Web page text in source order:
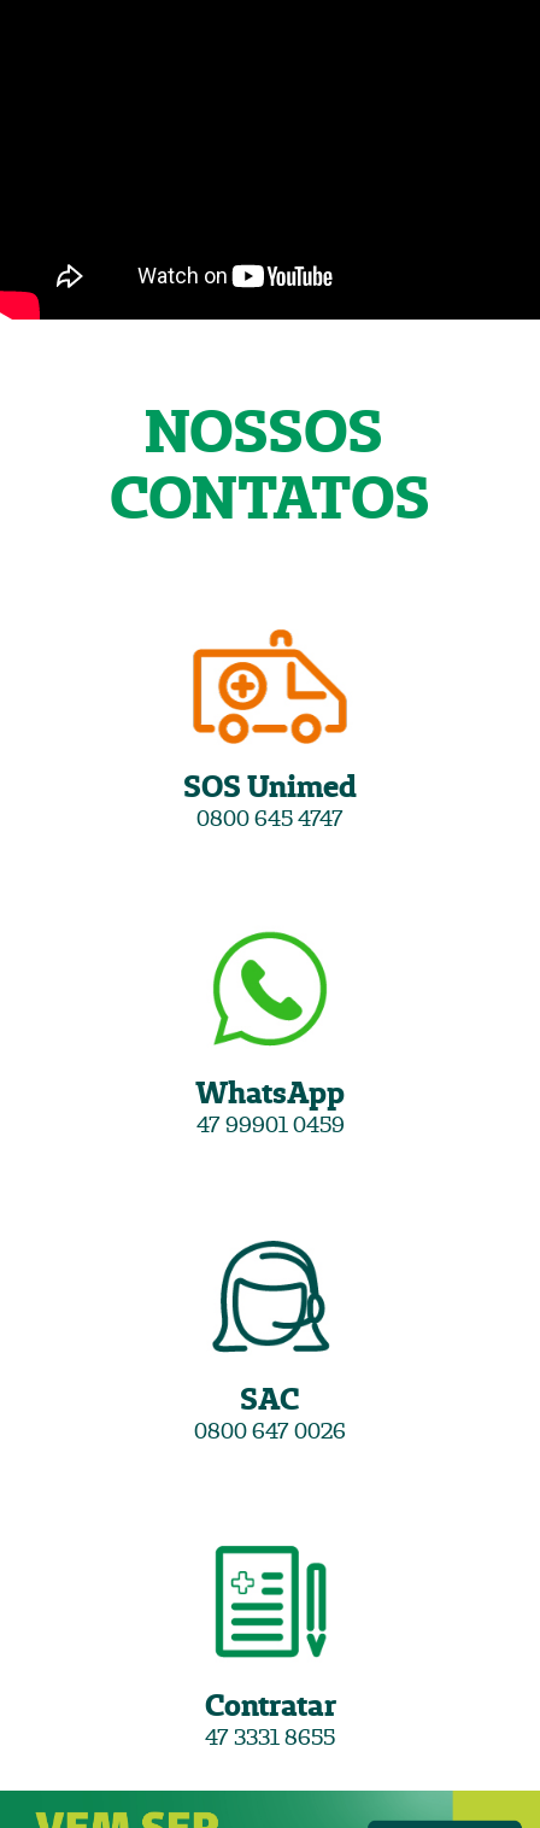
NOSSOS
CONTATOS
SOS Unimed
0800 645 4747
WhatsApp
47 99901 0459
SAC
0800 647 0026
Contratar
47 3331 8655